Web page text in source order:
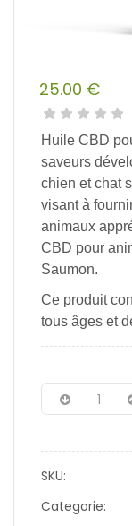
25.00 €
Huile CBD
saveurs
chien et chat
visant à
animaux
CBD pour
Saumon.
Ce produit
tous âges et
SKU:
Categorie: